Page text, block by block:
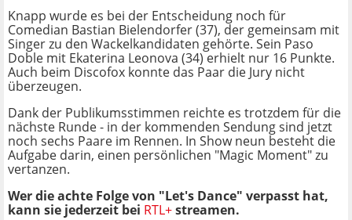
Knapp wurde es bei der Entscheidung noch für
Comedian Bastian Bielendorfer (37), der gemeinsam mit
Singer zu den Wackelkandidaten gehörte. Sein Paso
Doble mit Ekaterina Leonova (34) erhielt nur 16 Punkte.
Auch beim Discofox konnte das Paar die Jury nicht
überzeugen.
Dank der Publikumsstimmen reichte es trotzdem für die
nächste Runde - in der kommenden Sendung sind jetzt
noch sechs Paare im Rennen. In Show neun besteht die
Aufgabe darin, einen persönlichen "Magic Moment" zu
vertanzen.
Wer die achte Folge von "Let's Dance" verpasst hat,
kann sie jederzeit bei RTL+streamen.